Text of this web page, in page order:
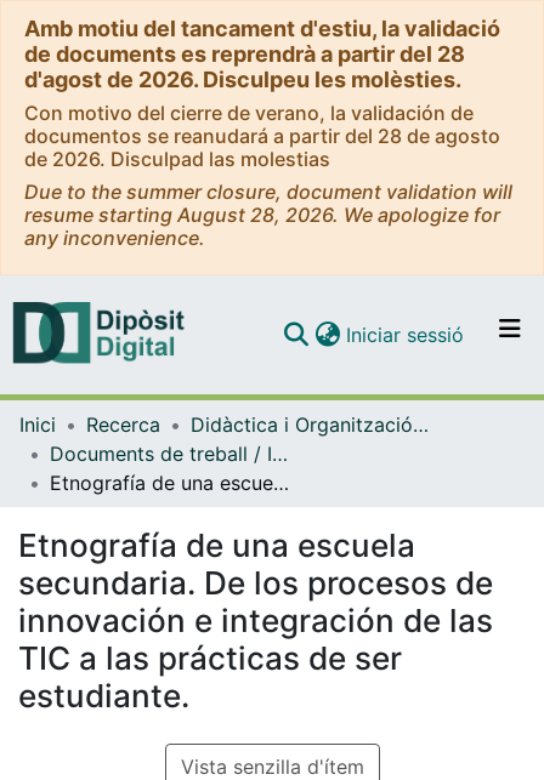
Amb motiu del tancament d'estiu, la validació
de documents es reprendrà a partir del 28
d'agost de 2026. Disculpeu les molèsties.
Con motivo del cierre de verano, la validación de
documentos se reanudará a partir del 28 de agosto
de 2026. Disculpad las molestias
Due to the summer closure, document validation will
resume starting August 28, 2026. We apologize for
any inconvenience.
Navega per tot el DD
Iniciar sessió (current)
Inici Recerca
Didàctica i Organització Educativa
Documents de treball / Informes (Didàctica i Organització Educativa)
Etnografía de una escuela secundaria. De los procesos de innovación e integración de las TIC a las prácticas de ser estudiante.
Etnografía de una escuela
secundaria. De los procesos de
innovación e integración de las
TIC a las prácticas de ser
estudiante.
Vista senzilla d'ítem